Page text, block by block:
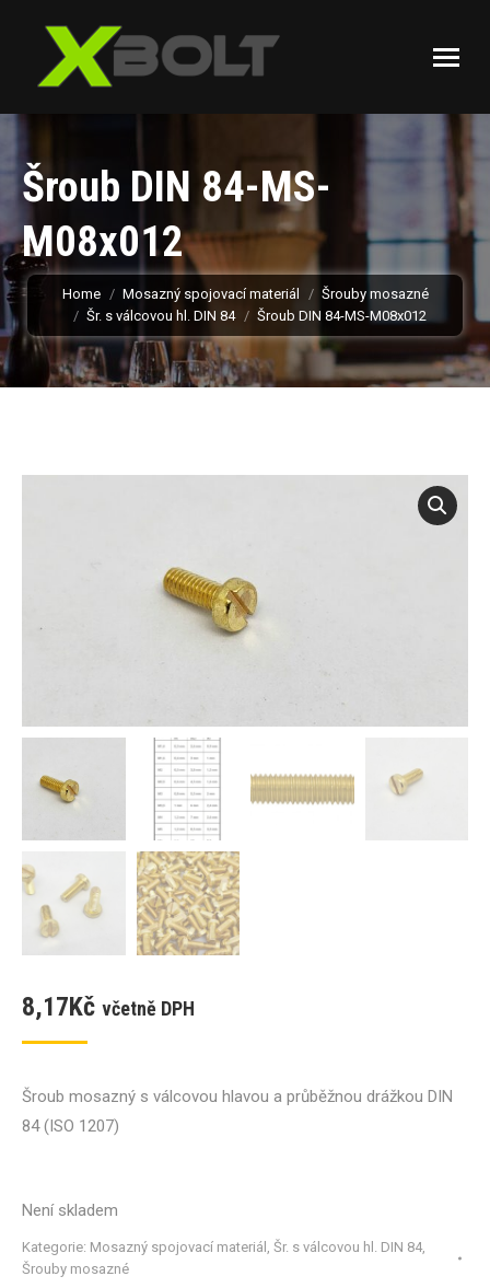
Šroub DIN 84-MS-
M08x012
You are here:
Home Mosazný spojovací materiál
Šrouby mosazné
Šr. s válcovou hl. DIN 84
Šroub DIN 84-MS-M08x012
8,17Kč včetně DPH
Šroub mosazný s válcovou hlavou a průběžnou drážkou DIN
84 (ISO 1207)
Není skladem
Kategorie: Mosazný spojovací materiál Šr. s válcovou hl. DIN 84,
Šrouby mosazné